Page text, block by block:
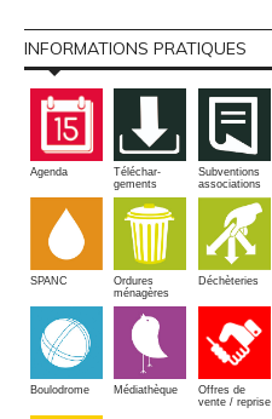
INFORMATIONS PRATIQUES
Agenda
Téléchar-
gements
Subventions
associations
SPANC
Ordures
ménagères
Déchèteries
Boulodrome Médiathèque
Offres de
vente / reprise